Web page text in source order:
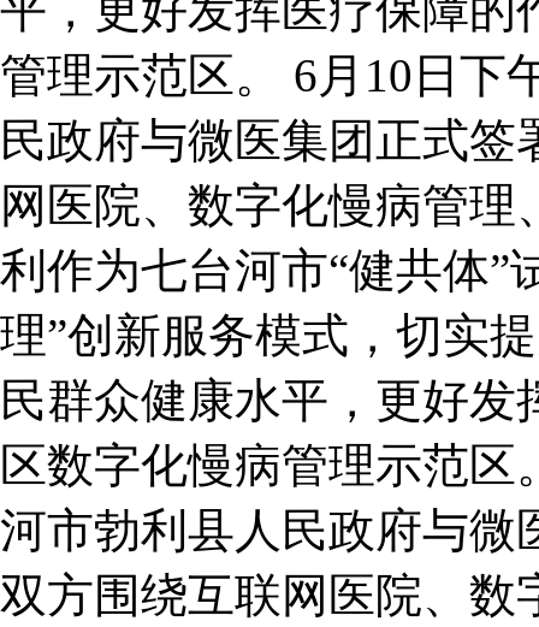
管理示范区。 6月10日下
民政府与微医集团正式
网医院、数字化慢病管
利作为七台河市“健共体”
理”创新服务模式，切实
民群众健康水平，更好
区数字化慢病管理示范区
河市勃利县人民政府与微
双方围绕互联网医院、数